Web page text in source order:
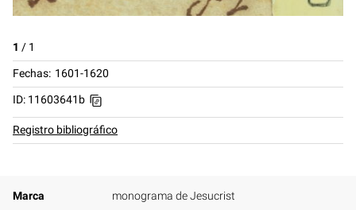
1 / 1
Fechas 1601-1620
ID: 11603641b
Registro bibliográfico
Marca
monograma de Jesucrist